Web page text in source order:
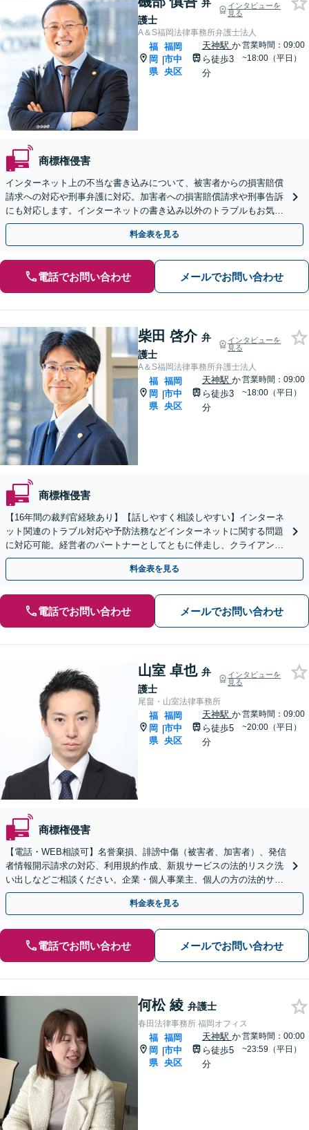
弁
護士
インタビューを
見る
A＆S福岡法律事務所弁護士法人
福
岡
県
|
福岡
市中
央区
天神駅 か
ら徒歩3
分
営業時間：09:00
~18:00（平日）
商標権侵害
インターネット上の不当な書き込みについて、被害者からの損害賠償
請求への対応や刑事弁護に対応。加害者への損害賠償請求や刑事告訴
にも対応します。インターネットの書き込み以外のトラブルもお気軽
にお問い合わせください【完全個室】【天神駅3分】
料金表を見る
電話でお問い合わせ メールでお問い合わせ
柴田 啓介 弁
護士
インタビューを
見る
A＆S福岡法律事務所弁護士法人
福
岡
県
|
福岡
市中
央区
天神駅 か
ら徒歩3
分
営業時間：09:00
~18:00（平日）
商標権侵害
【16年間の裁判官経験あり】【話しやすく相談しやすい】インターネ
ット関連のトラブル対応や予防法務などインターネットに関する問題
に対応可能。経営者のパートナーとしてともに伴走し、クライアント
の皆さまのビジネスをサポートします！
料金表を見る
電話でお問い合わせ メールでお問い合わせ
山室 卓也 弁
護士
インタビューを
見る
尾畠・山室法律事務所
福
岡
県
|
福岡
市中
央区
天神駅 か
ら徒歩5
分
営業時間：09:00
~20:00（平日）
商標権侵害
【電話・WEB相談可】名誉棄損、誹謗中傷（被害者、加害者）、発信
者情報開示請求の対応、利用規約作成、新規サービスの法的リスク洗
い出しなどご相談ください。企業・個人事業主、個人の方の法的サポ
ートをいたします【スポット相談可】
料金表を見る
電話でお問い合わせ メールでお問い合わせ
何松 綾 弁護士
春田法律事務所 福岡オフィス
福
岡
県
|
福岡
市中
央区
天神駅 か
ら徒歩5
分
営業時間：00:00
~23:59（平日）